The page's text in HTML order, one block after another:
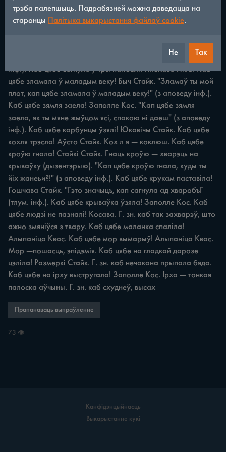
ПРАКЛЁНЫ Каб цябе жывот рэзаў! Скураты Квас. Каб
скруціла. Каб цябе сагнула i не адагнула! Бялавічы Кос.
"Як прыпадзя радзікуліт, то загне чалавека ў дугу" (тлум.
інф.). Каб цябе сагнула ў тры пагібелі! Плехава Люб. Каб
цябе зламала ў маладым веку! Быч Стайк. "Зламаў ты мой
плот, кап цябе зламала ў маладым веку!" (з аповеду інф.).
Каб цябе зямля заела! Заполле Кос. "Кап цябе зямля
заела, як ты мяне жыўцом ясі, спакою ні даеш" (з аповеду
інф.). Каб цябе карбунцы ўзялі! Юкавічы Стайк. Каб цябе
кохля трэсла! Аўсто Стайк. Кох л я — коклюш. Каб цябе
кроўю гнала! Стайкі Стайк. Гнаць кроўю — хварэць на
крываўку (дызентэрыю). "Кап цябе кроўю гнала, куды ты
йіх жанеьи?!" (з аповеду інф.). Каб цябе крукам паставіла!
Гошчава Стайк. "Гэто значыцъ, кап сагнула ад хваробъГ
(тлум. інф.). Каб цябе крываўка ўзяла! Заполле Кос. Каб
цябе людзі не пазналі! Косава. Г. зн. каб так захварэў, што
ажно змяніўся з твару. Каб цябе маланка спаліла!
Алыпаніца Квас. Каб цябе мор вымарыў! Алыпаніца Квас.
Мор —пошасць, эпідэмія. Каб цябе на гладкай дарозе
цэліла! Размеркі Стайк. Г. зн. каб нечакана прыпала бяда.
Каб цябе на ірху выстругала! Заполле Кос. Ірха — тонкая
палоска аўчыны. Г. зн. каб схуднеў, высах
Прапанаваць выпраўленне
73 👁
Канфідэнцыйнасць
Выкарыстанне кукі
трэба палепшыць. Падрабязней можна даведацца на
старонцы
Палітыка выкарыстання файлаў cookie.
Не Так